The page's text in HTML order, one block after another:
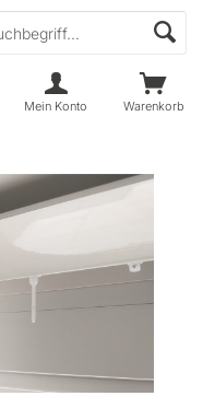
Warenkorb
Mein Konto